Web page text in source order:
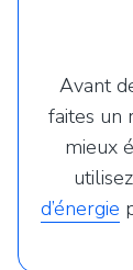
Avant
faites un
mieux
d’énergie